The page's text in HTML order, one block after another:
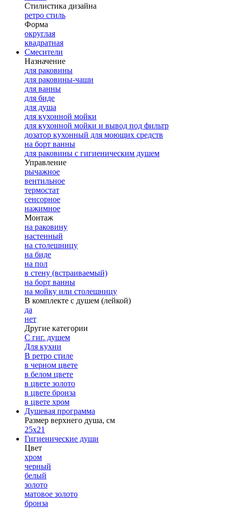
Стилистика дизайна
ретро стиль
Форма
округлая
квадратная
Смесители
Назначение
для раковины
для раковины-чаши
для ванны
для биде
для душа
для кухонной мойки
для кухонной мойки и вывод под фильтр
дозатор кухонный для моющих средств
на борт ванны
для раковины с гигиеническим душем
Управление
рычажное
вентильное
термостат
сенсорное
нажимное
Монтаж
на раковину
настенный
на столешницу
на биде
на пол
в стену (встраиваемый)
на борт ванны
на мойку или столешницу
В комплекте с душем (лейкой)
да
нет
Другие категории
С гиг. душем
Для кухни
В ретро стиле
в черном цвете
в белом цвете
в цвете золото
в цвете бронза
в цвете хром
Душевая программа
Размер верхнего душа, см
25х21
Гигиенические души
Цвет
хром
черный
белый
золото
матовое золото
бронза